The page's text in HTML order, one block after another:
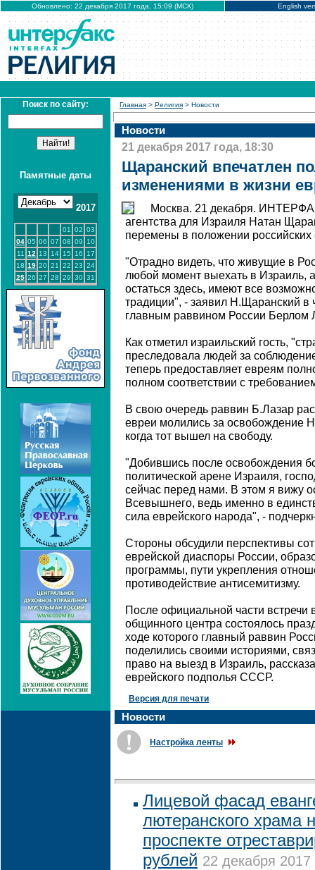
Обновлено: 22 декабря 2017 года, 15:09 (МСК) English
Поиск по сайту:
Памятные даты
2017
01 02 03
04 05 06 07 08 09
10
11 12 13 14 15 16
17
18 19 20 21 22 23 24
25 26 27 28 29 30 31
Главная > Религия > Новости
Новости
21 декабря 2017 года, 18:30
Щаранский впечатлен
изменениями в жизни
Москва. 21 декабря.
агентства для Израиля Натан
перемены в положении
"Отрадно видеть, что живущие в
любой момент выехать в Израиль,
остаться здесь, имеют все
традиции", - заявил Н.Щаранский в
главным раввином России Берлом
Как отметил израильский гость,
преследовала людей за
теперь предоставляет евреям
полном соответствии с
В свою очередь раввин Б.Лазар
евреи молились за освобождение
когда тот вышел на свободу.
"Добившись после освобождения
политической арене Израиля,
сейчас перед нами. В этом я вижу
Всевышнего, ведь именно в
сила еврейского народа", -
Стороны обсудили перспективы
еврейской диаспоры России,
программы, пути укрепления
противодействие антисемитизму.
После официальной части встречи
общинного центра состоялось
ходе которого главный раввин
поделились своими историями,
право на выезд в Израиль,
еврейского подполья СССР.
Версия для печати
Новости
Настройка ленты
Лицевой фасад
лютеранского храма
проспекте
рублей 22 декабря 2017